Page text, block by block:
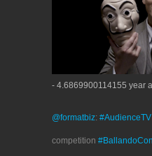
- 4.6869900114155 year
@formatbiz: #AudienceTV
competition